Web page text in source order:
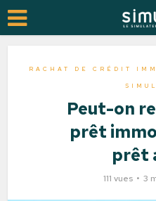
RACHAT DE CRÉDIT
Peut-on
prêt
prêt
111 vues 3